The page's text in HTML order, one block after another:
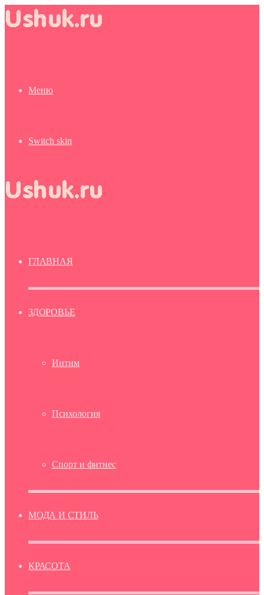
Меню
Switch skin
ГЛАВНАЯ
ЗДОРОВЬЕ
Интим
Психология
Спорт и фитнес
МОДА И СТИЛЬ
КРАСОТА